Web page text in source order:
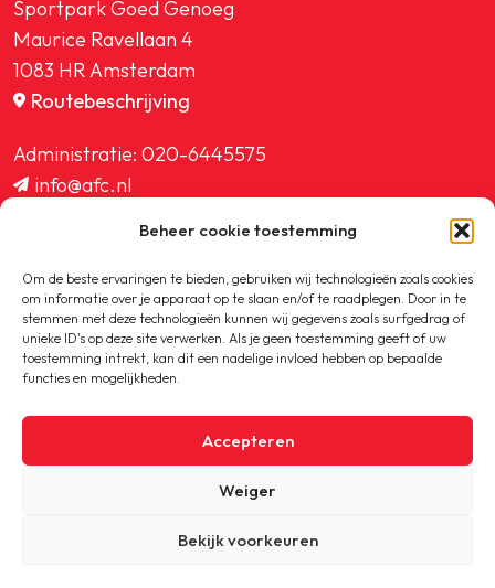
Beheer cookie toestemming
Om de beste ervaringen te bieden, gebruiken wij technologieën zoals cookies
om informatie over je apparaat op te slaan en/of te raadplegen. Door in te
stemmen met deze technologieën kunnen wij gegevens zoals surfgedrag of
unieke ID's op deze site verwerken. Als je geen toestemming geeft of uw
toestemming intrekt, kan dit een nadelige invloed hebben op bepaalde
functies en mogelijkheden.
Accepteren
Weiger
Bekijk voorkeuren
Sportpark Goed Genoeg
Maurice Ravellaan 4
1083 HR Amsterdam
Routebeschrijving
Administratie: 020-6445575
info@afc.nl
ledenadministratie@afc.nl
Copyright © 2020-2026 AFC
Privacybeleid